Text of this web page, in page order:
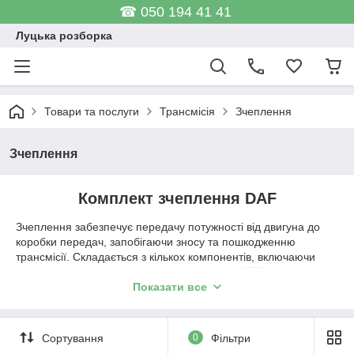
☎ 050 194 41 41
Луцька розборка
Товари та послуги Трансмісія Зчеплення
Зчеплення
Комплект зчеплення DAF
Зчеплення забезпечує передачу потужності від двигуна до
коробки передач, запобігаючи зносу та пошкодженню
трансмісії. Складається з кількох компонентів, включаючи
відбувається коли
Показати все
Сортування 0 Фільтри